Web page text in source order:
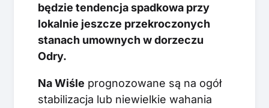
będzie tendencja spadkowa przy
lokalnie jeszcze przekroczonych
stanach umownych w dorzeczu
Odry.
Na Wiśle prognozowane są na ogół
stabilizacja lub niewielkie wahania